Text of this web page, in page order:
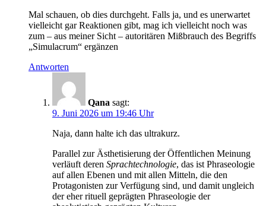
Mal schauen, ob dies durchgeht. Falls ja, und es unerwartet
vielleicht gar Reaktionen gibt, mag ich vielleicht noch was
zum – aus meiner Sicht – autoritären Mißbrauch des Begriffs
„Simulacrum“ ergänzen
Antworten
Qana sagt:
9. Juni 2026 um 19:46 Uhr
Naja, dann halte ich das ultrakurz.
Parallel zur Ästhetisierung der Öffentlichen Meinung
verläuft deren Sprachtechnologie, das ist Phraseologie
auf allen Ebenen und mit allen Mitteln, die den
Protagonisten zur Verfügung sind, und damit ungleich
der eher rituell geprägten Phraseologie der